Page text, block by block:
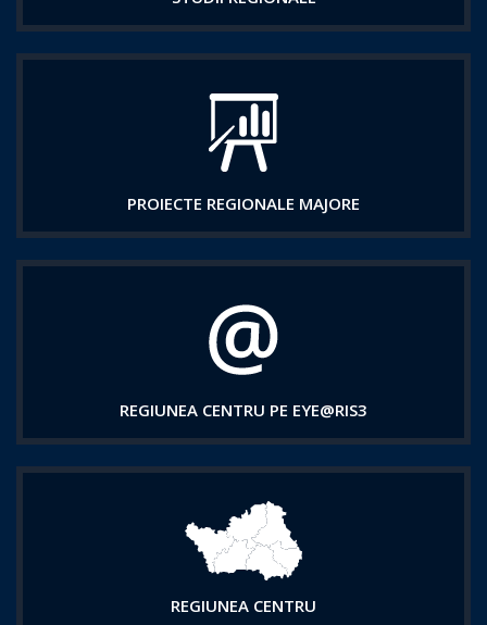
PROIECTE REGIONALE MAJORE
REGIUNEA CENTRU PE EYE@RIS3
REGIUNEA CENTRU